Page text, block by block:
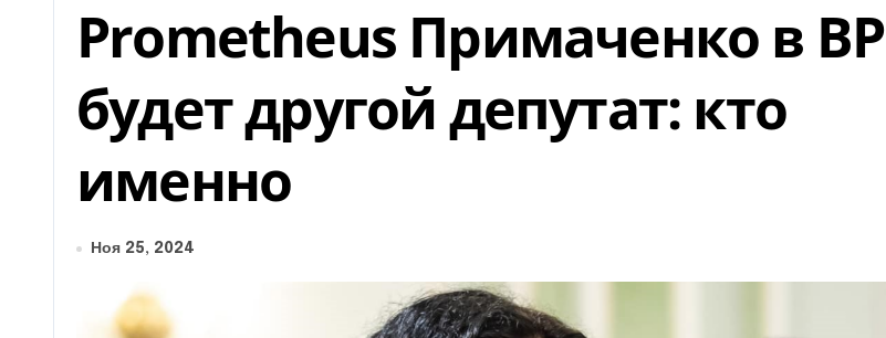
Prometheus Примаченко в ВР
будет другой депутат: кто
именно
Ноя 25, 2024